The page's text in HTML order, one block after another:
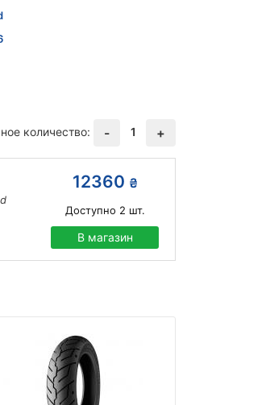
количество: - 1 +
12360 ₴
Доступно 2 шт.
В магазин